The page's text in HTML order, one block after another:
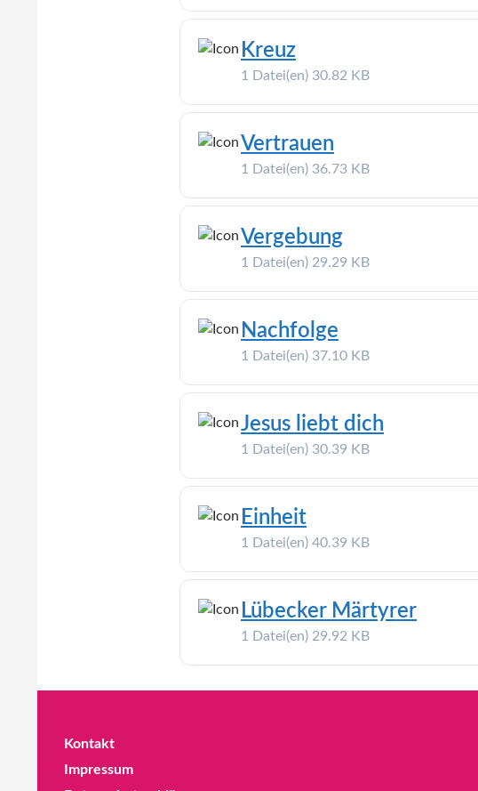
Kreuz
1 Datei(en) 30.82 KB
Vertrauen
1 Datei(en) 36.73 KB
Vergebung
1 Datei(en) 29.29 KB
Nachfolge
1 Datei(en) 37.10 KB
Jesus liebt dich
1 Datei(en) 30.39 KB
Einheit
1 Datei(en) 40.39 KB
Lübecker Märtyrer
1 Datei(en) 29.92 KB
Kontakt
Impressum